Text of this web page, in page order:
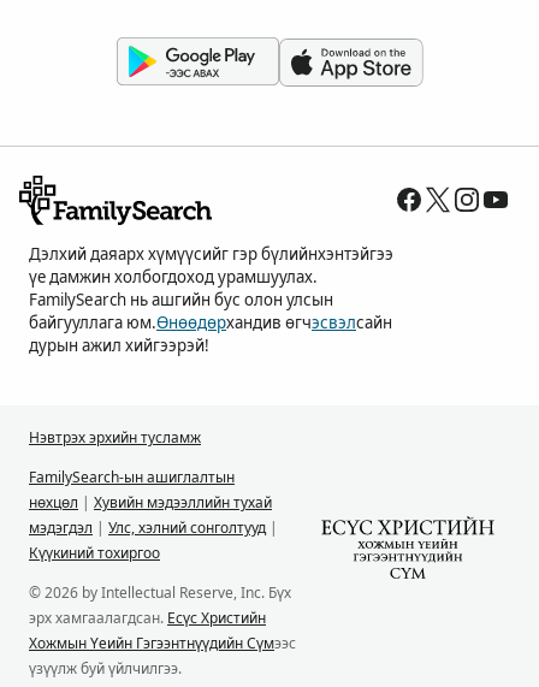
Дэлхий даяарх хүмүүсийг гэр бүлийнхэнтэйгээ
үе дамжин холбогдоход урамшуулах.
FamilySearch нь ашгийн бус олон улсын
байгууллага юм.Өнөөдөрхандив өгчэсвэлсайн
дурын ажил хийгээрэй!
Нэвтрэх эрхийн тусламж
FamilySearch-ын ашиглалтын
нөхцөл | Хувийн мэдээллийн тухай
мэдэгдэл | Улс, хэлний сонголтууд|
Күүкиний тохиргоо
© 2026 by Intellectual Reserve, Inc. Бүх
эрх хамгаалагдсан. Есүс Христийн
Хожмын Үеийн Гэгээнтнүүдийн Сүмээс
үзүүлж буй үйлчилгээ.